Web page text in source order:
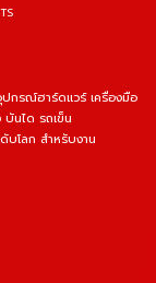
ปกรณ์ฮาร์ดแวร์ เครื่องมือ
บันได รถเข็น
บโลก สำหรับงาน